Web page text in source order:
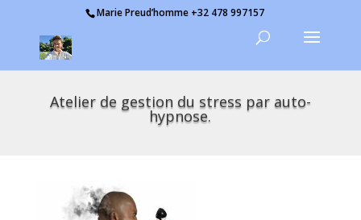
Marie Preud’homme +32 478 997157
Atelier de gestion du stress par auto-
hypnose.